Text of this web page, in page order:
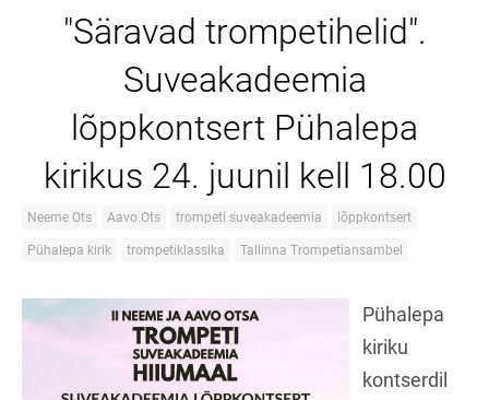
"Säravad trompetihelid".
Suveakadeemia
lõppkontsert Pühalepa
kirikus 24. juunil kell 18.00
Neeme Ots Aavo Ots trompeti suveakadeemia lõppkontsert
Pühalepa kirik trompetiklassika Tallinna Trompetiansambel
Pühalepa
kiriku
kontserdil